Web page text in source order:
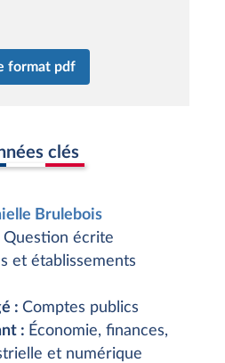
format pdf
clés
Brulebois
Question écrite
et établissements
: Comptes publics
: Économie, finances,
et numérique